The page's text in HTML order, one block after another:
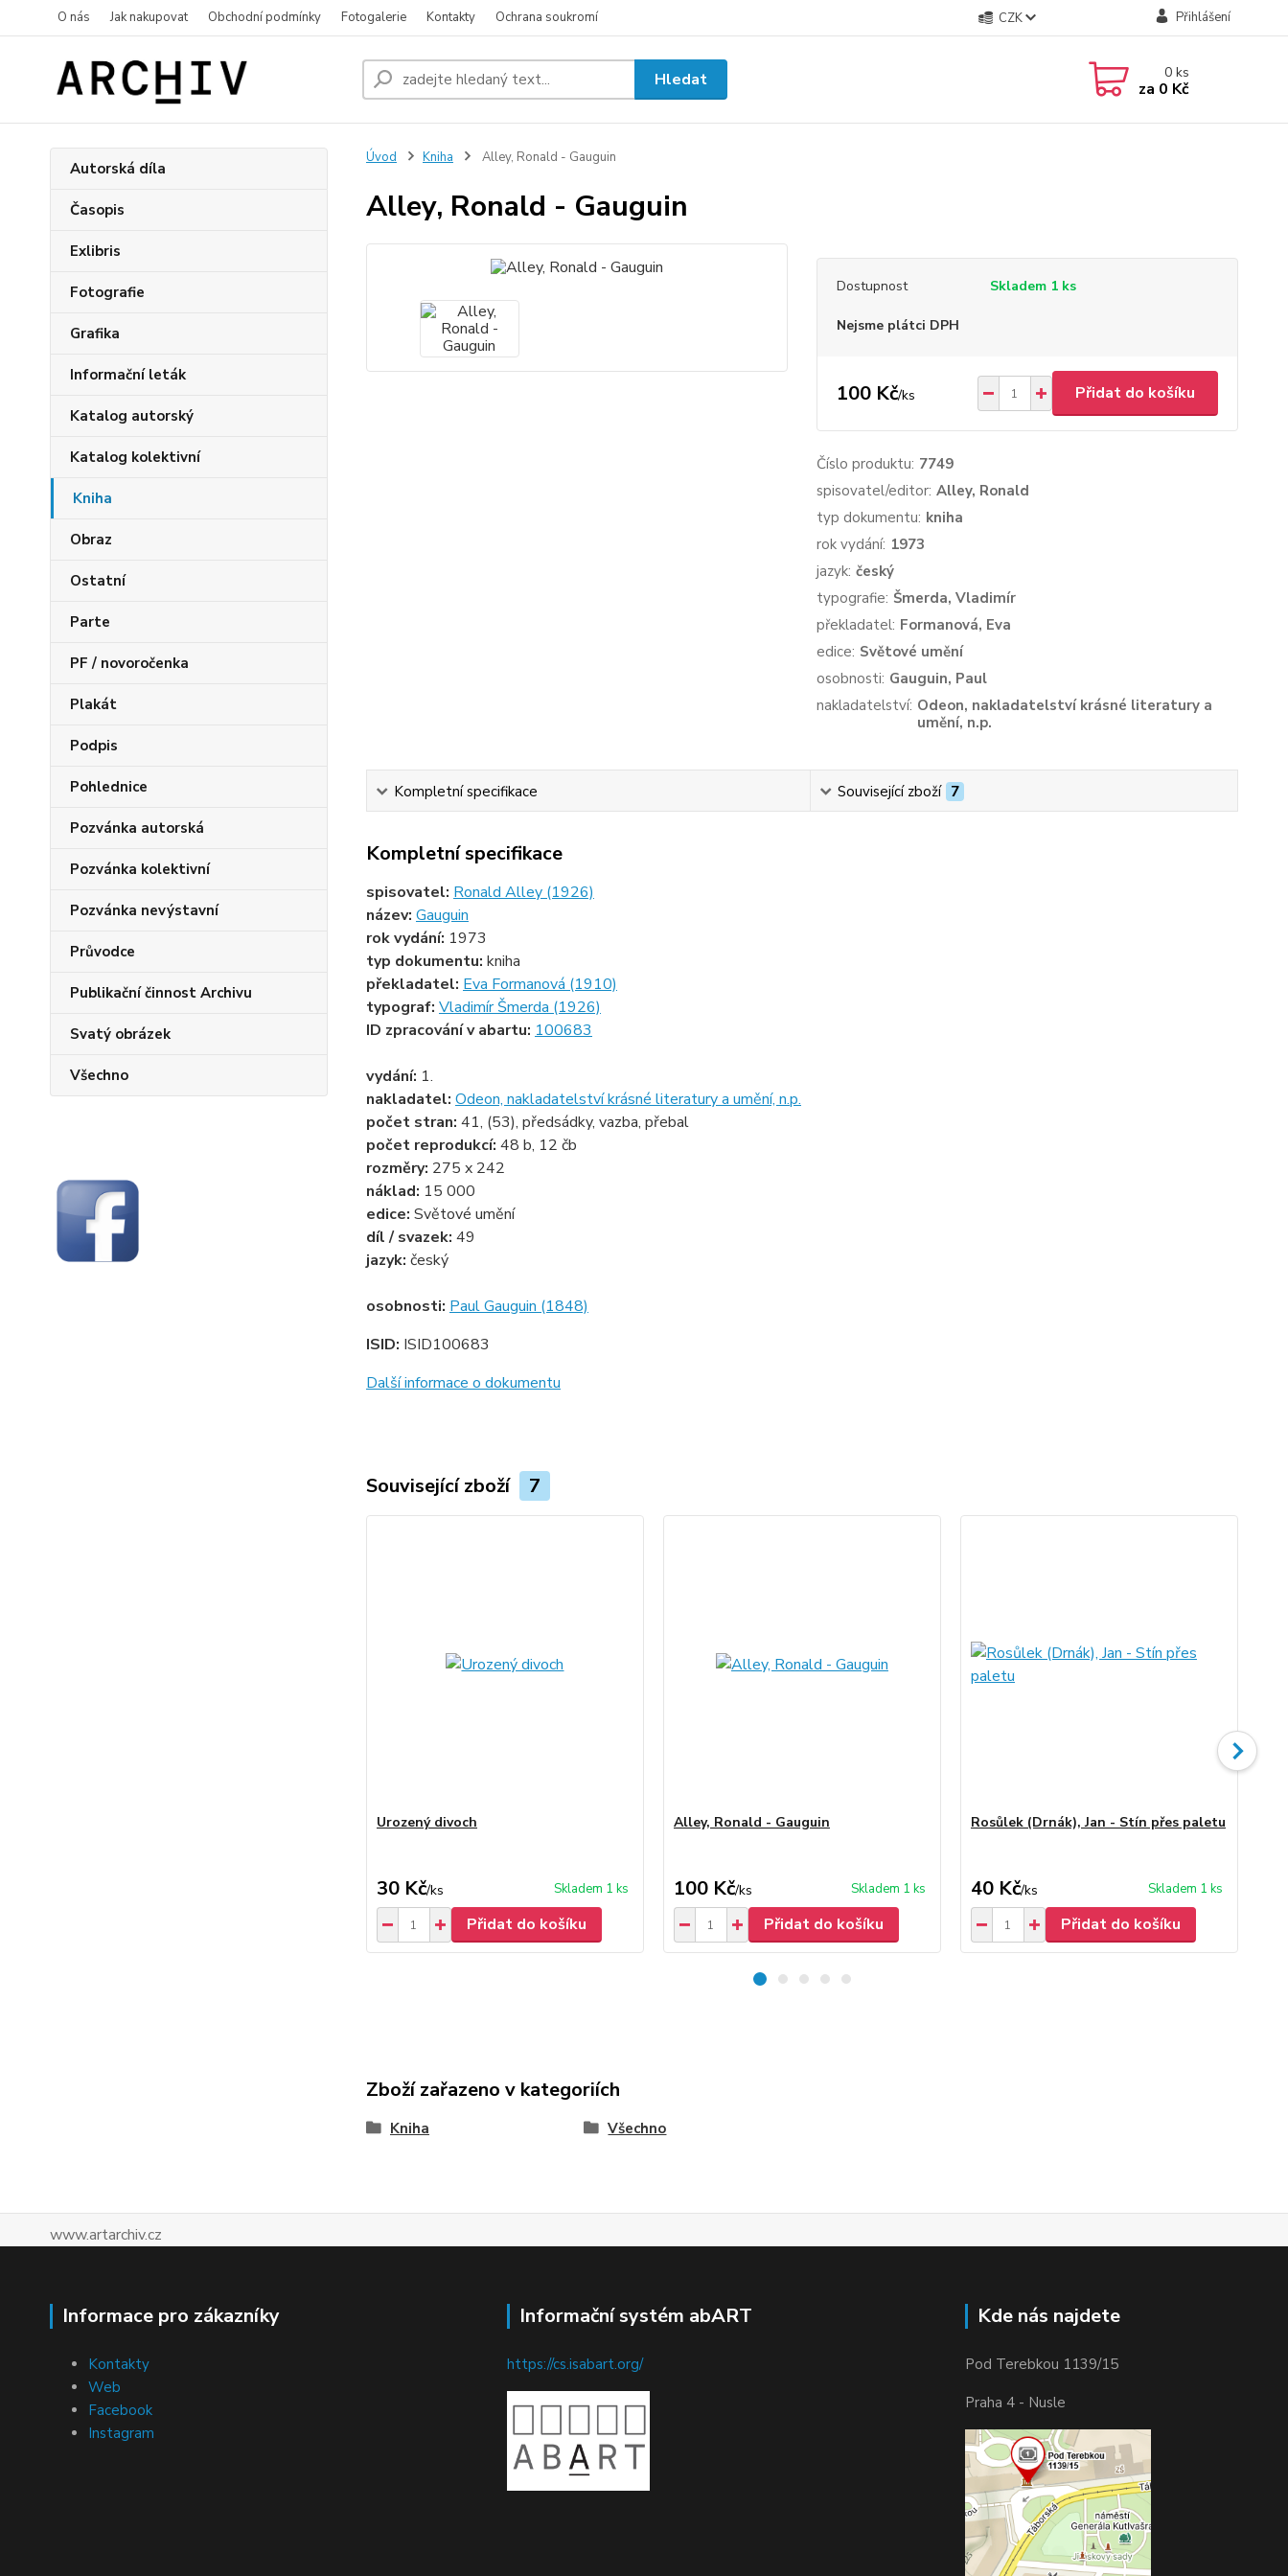
O nás Jak nakupovat Obchodní podmínky Fotogalerie Kontakty Ochrana soukromí CZK Přihlášení
Hledat 0ks
za 0 Kč
Autorská díla
Časopis
Exlibris
Fotografie
Grafika
Informační leták
Katalog autorský
Katalog kolektivní
Kniha
Obraz
Ostatní
Parte
PF / novoročenka
Plakát
Podpis
Pohlednice
Pozvánka autorská
Pozvánka kolektivní
Pozvánka nevýstavní
Průvodce
Publikační činnost Archivu
Svatý obrázek
Všechno
Úvod Kniha Alley, Ronald - Gauguin
Alley, Ronald - Gauguin
Dostupnost Skladem 1 ks
Nejsme plátci DPH
100 Kč/ks Přidat do košíku
Číslo produktu: 7749
spisovatel/editor: Alley, Ronald
typ dokumentu: kniha
rok vydání: 1973
jazyk: český
typografie: Šmerda, Vladimír
překladatel: Formanová, Eva
edice: Světové umění
osobnosti: Gauguin, Paul
nakladatelství: Odeon, nakladatelství krásné literatury a
umění, n.p.
Kompletní specifikace Související zboží 7
Kompletní specifikace
spisovatel: Ronald Alley (1926)
název: Gauguin
rok vydání: 1973
typ dokumentu: kniha
překladatel: Eva Formanová (1910)
typograf: Vladimír Šmerda (1926)
ID zpracování v abartu: 100683
vydání: 1.
nakladatel: Odeon, nakladatelství krásné literatury a umění, n.p.
počet stran: 41, (53), předsádky, vazba, přebal
počet reprodukcí: 48 b, 12 čb
rozměry: 275 x 242
náklad: 15 000
edice: Světové umění
díl / svazek: 49
jazyk: český
osobnosti: Paul Gauguin (1848)
ISID: ISID100683
Další informace o dokumentu
Související zboží 7
Urozený divoch
30 Kč/ks Skladem 1 ks
Přidat do košíku
Alley, Ronald - Gauguin
100 Kč/ks Skladem 1 ks
Přidat do košíku
Rosůlek (Drnák), Jan - Stín přes paletu
40 Kč/ks Skladem 1 ks
Přidat do košíku
Zboží zařazeno v kategoriích
Kniha Všechno
www.artarchiv.cz
Informace pro zákazníky
Kontakty
Web
Facebook
Instagram
Informační systém abART
https://cs.isabart.org/
Kde nás najdete
Pod Terebkou 1139/15
Praha 4 - Nusle